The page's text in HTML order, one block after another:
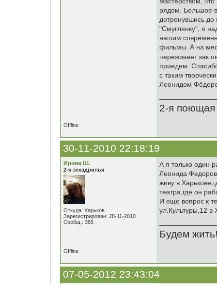
рядом. Большое
дотронувшись
"Смуглянку", я
нашим
фильмы. А на
переживает как
приедем.
с таким
Леонидом
2-я поющая
Offline
30-11-2010 22:18:19
Ирина Ш.
2-я эскадрилья
Откуда: Харьков
Зарегистрирован: 28-11-2010
Сообщ.: 365
А я только один
Леонида
живу в
театра,где он
И еще вопрос к
ул.Культуры,12 в
Будем
Offline
07-05-2012 23:43:04